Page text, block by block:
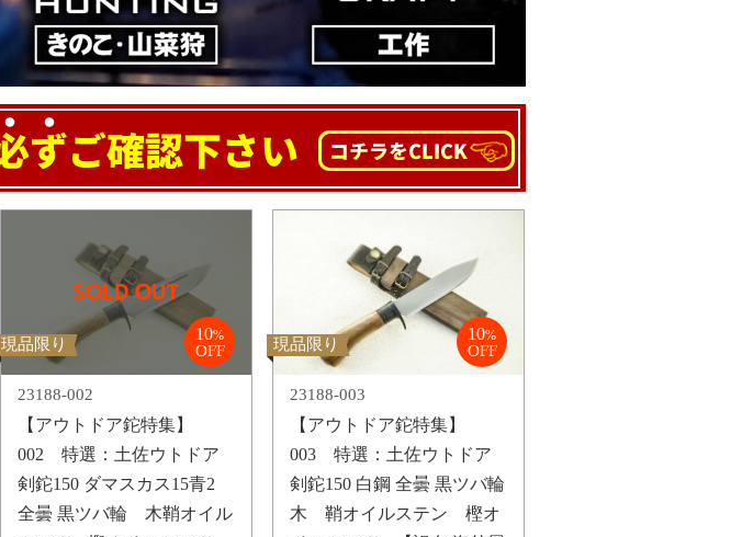
現品限り
10%
OFF
23188-002
【アウトドア鉈特集】
002 特選：土佐ウトドア
剣鉈150 ダマスカス15青2
全曇 黒ツバ輪 木鞘オイル
現品限り
10%
OFF
23188-003
【アウトドア鉈特集】
003 特選：土佐ウトドア
剣鉈150 白鋼 全曇 黒ツバ輪
木 鞘オイルステン 樫オ